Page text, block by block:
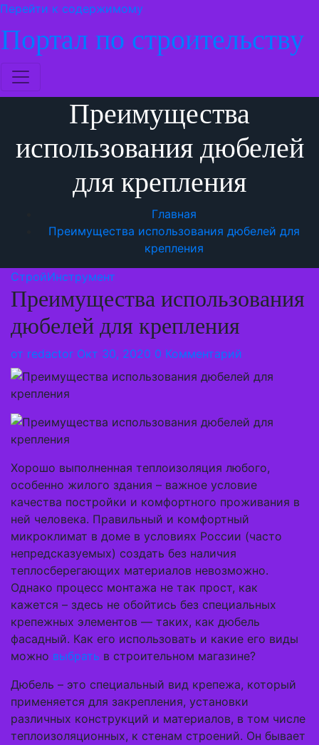
Перейти к содержимому
Портал по строительству
Преимущества
использования дюбелей
для крепления
Главная
Преимущества использования дюбелей для
крепления
СтройИнструмент
Преимущества использования
дюбелей для крепления
от redactor Окт 30, 2020 0 Комментарий
Хорошо выполненная теплоизоляция любого,
особенно жилого здания – важное условие
качества постройки и комфортного проживания в
ней человека. Правильный и комфортный
микроклимат в доме в условиях России (часто
непредсказуемых) создать без наличия
теплосберегающих материалов невозможно.
Однако процесс монтажа не так прост, как
кажется – здесь не обойтись без специальных
крепежных элементов — таких, как дюбель
фасадный. Как его использовать и какие его виды
можно выбрать в строительном магазине?
Дюбель – это специальный вид крепежа, который
применяется для закрепления, установки
различных конструкций и материалов, в том числе
теплоизоляционных, к стенам строений. Он бывает